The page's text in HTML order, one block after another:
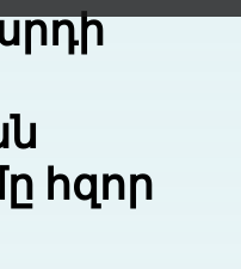
հզոր